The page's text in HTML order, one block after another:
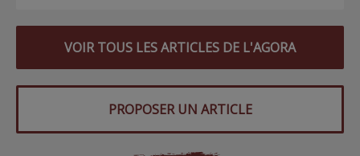
VOIR TOUS LES ARTICLES DE L'AGORA
PROPOSER UN ARTICLE